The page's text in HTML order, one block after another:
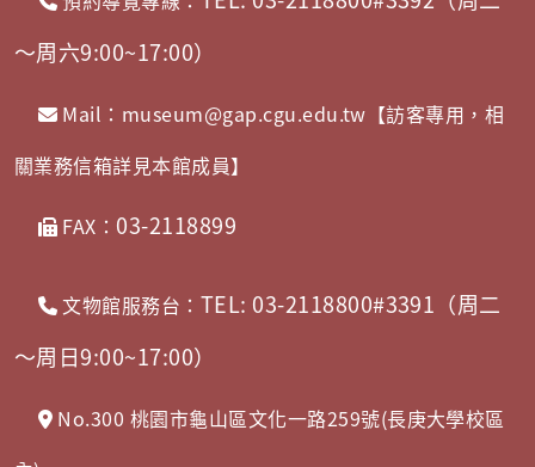
～周六9:00~17:00）
Mail：museum@gap.cgu.edu.tw【訪客專用，相
關業務信箱詳見本館成員】
FAX： 03-2118899
文物館服務台： TEL: 03-2118800#3391（周二
～周日9:00~17:00）
No.300 桃園市龜山區文化一路259號(長庚大學校區